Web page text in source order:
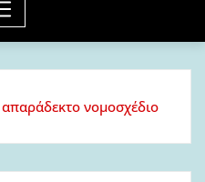
νομοσχέδιο